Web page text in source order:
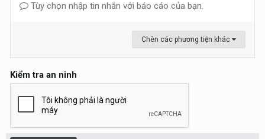
Tùy chọn nhập tin nhắn với báo cáo của bạn.
Chèn các phương tiện khác
Kiểm tra an ninh